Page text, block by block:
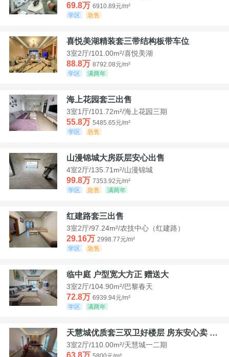
69.8万 6910.89元/m²
学区
急售
喜悦美湖精装套三带结构板带车位
3室2厅/101.00m²/喜悦美湖
88.8万 8792.08元/m²
学区
满两年
海上花园套三出售
3室1厅/101.72m²/海上花园三期
55.8万 5485.65元/m²
学区
急售
山漫锦城大房跃层安心出售
4室2厅/135.71m²/山漫锦城
99.8万 7353.92元/m²
学区
急售 满两年
红建路套三出售
3室2厅/97.24m²/农技中心（红建路）
29.16万 2998.77元/m²
学区
急售
临中庭 户型宽大方正 赠送大
3室2厅/104.90m²/巴黎春天
72.8万 6939.94元/m²
学区
满两年
天慧城优质套三双卫好楼层 房东安心卖 价格好谈
3室2厅/110.00m²/天慧城一二期
63.8万